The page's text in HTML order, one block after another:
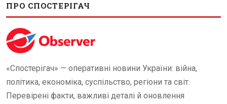
ПРО СПОСТЕРІГАЧ
«Спостерігач» — оперативні новини України: війна,
політика, економіка, суспільство, регіони та світ.
Перевірені факти, важливі деталі й оновлення